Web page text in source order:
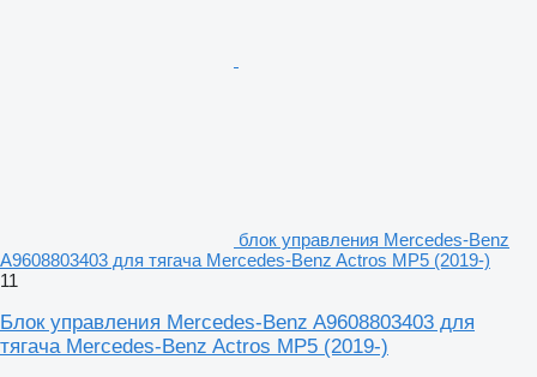
блок управления Mercedes-Benz
A9608803403 для тягача Mercedes-Benz Actros MP5 (2019-)
11
Блок управления Mercedes-Benz A9608803403 для
тягача Mercedes-Benz Actros MP5 (2019-)